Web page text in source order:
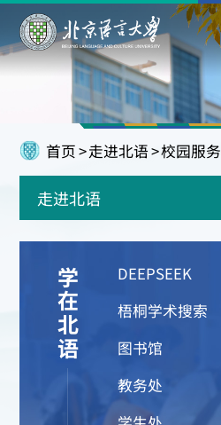
首页>走进北语>校园服务
走进北语
学在北语
DEEPSEEK
梧桐学术搜索
图书馆
教务处